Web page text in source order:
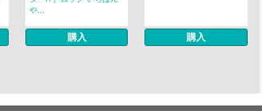
や...
購入 購入